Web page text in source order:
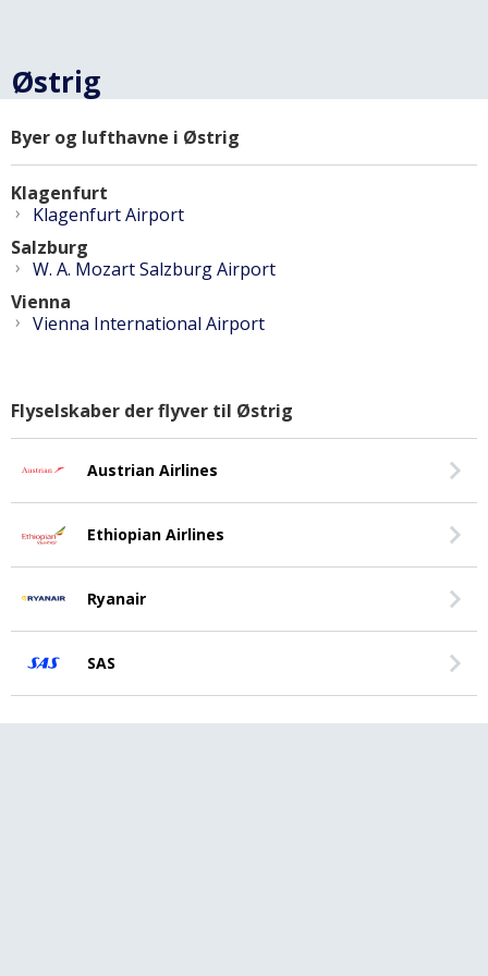
Østrig
Byer og lufthavne i Østrig
Klagenfurt
› Klagenfurt Airport
Salzburg
› W. A. Mozart Salzburg Airport
Vienna
› Vienna International Airport
Flyselskaber der flyver til Østrig
Austrian Airlines
Ethiopian Airlines
Ryanair
SAS